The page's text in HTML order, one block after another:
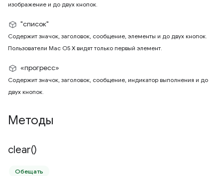
изображение и до двух кнопок.
"список"
Содержит значок, заголовок, сообщение, элементы и до двух кнопок.
Пользователи Mac OS X видят только первый элемент.
«прогресс»
Содержит значок, заголовок, сообщение, индикатор выполнения и до
двух кнопок.
Методы
clear()
Обещать